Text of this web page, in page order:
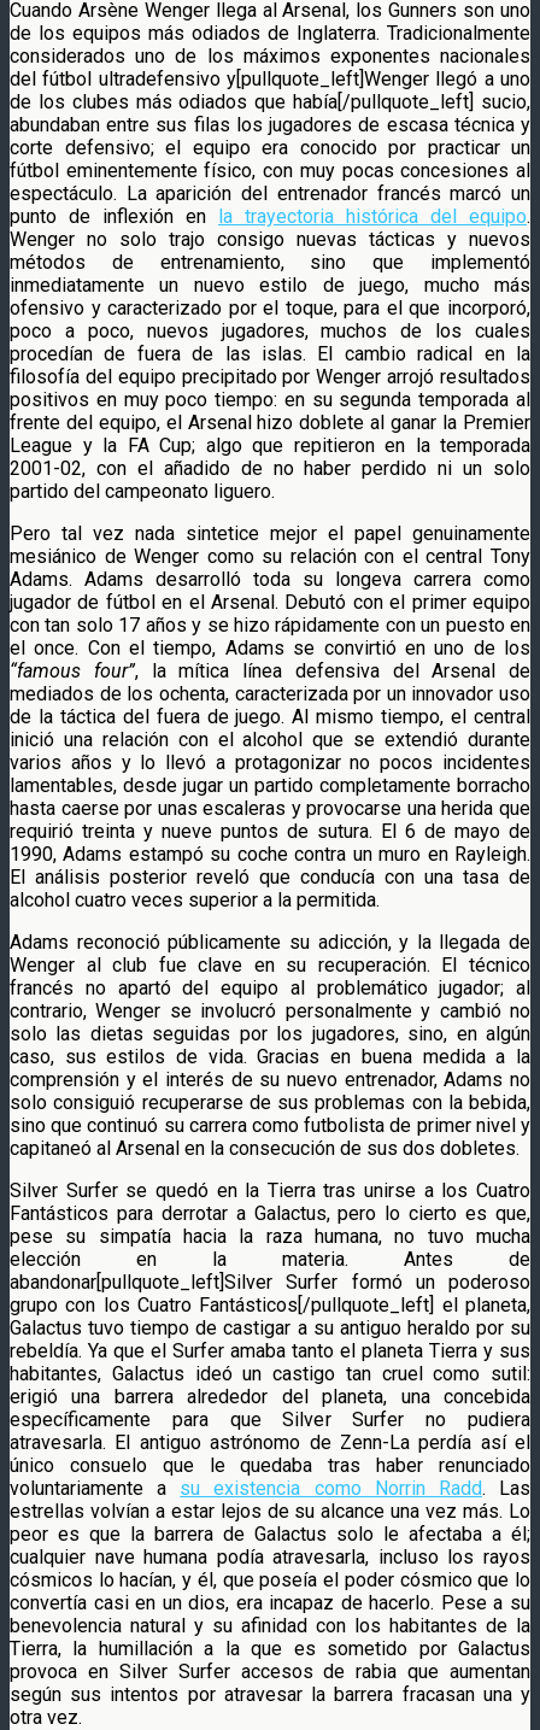
Cuando Arsène Wenger llega al Arsenal, los Gunners son uno
de los equipos más odiados de Inglaterra. Tradicionalmente
considerados uno de los máximos exponentes nacionales
del fútbol ultradefensivo y[pullquote_left]Wenger llegó a uno
de los clubes más odiados que había[/pullquote_left] sucio,
abundaban entre sus filas los jugadores de escasa técnica y
corte defensivo; el equipo era conocido por practicar un
fútbol eminentemente físico, con muy pocas concesiones al
espectáculo. La aparición del entrenador francés marcó un
punto de inflexión en la trayectoria histórica del equipo.
Wenger no solo trajo consigo nuevas tácticas y nuevos
métodos de entrenamiento, sino que implementó
inmediatamente un nuevo estilo de juego, mucho más
ofensivo y caracterizado por el toque, para el que incorporó,
poco a poco, nuevos jugadores, muchos de los cuales
procedían de fuera de las islas. El cambio radical en la
filosofía del equipo precipitado por Wenger arrojó resultados
positivos en muy poco tiempo: en su segunda temporada al
frente del equipo, el Arsenal hizo doblete al ganar la Premier
League y la FA Cup; algo que repitieron en la temporada
2001-02, con el añadido de no haber perdido ni un solo
partido del campeonato liguero.
Pero tal vez nada sintetice mejor el papel genuinamente
mesiánico de Wenger como su relación con el central Tony
Adams. Adams desarrolló toda su longeva carrera como
jugador de fútbol en el Arsenal. Debutó con el primer equipo
con tan solo 17 años y se hizo rápidamente con un puesto en
el once. Con el tiempo, Adams se convirtió en uno de los
“famous four”, la mítica línea defensiva del Arsenal de
mediados de los ochenta, caracterizada por un innovador uso
de la táctica del fuera de juego. Al mismo tiempo, el central
inició una relación con el alcohol que se extendió durante
varios años y lo llevó a protagonizar no pocos incidentes
lamentables, desde jugar un partido completamente borracho
hasta caerse por unas escaleras y provocarse una herida que
requirió treinta y nueve puntos de sutura. El 6 de mayo de
1990, Adams estampó su coche contra un muro en Rayleigh.
El análisis posterior reveló que conducía con una tasa de
alcohol cuatro veces superior a la permitida.
Adams reconoció públicamente su adicción, y la llegada de
Wenger al club fue clave en su recuperación. El técnico
francés no apartó del equipo al problemático jugador; al
contrario, Wenger se involucró personalmente y cambió no
solo las dietas seguidas por los jugadores, sino, en algún
caso, sus estilos de vida. Gracias en buena medida a la
comprensión y el interés de su nuevo entrenador, Adams no
solo consiguió recuperarse de sus problemas con la bebida,
sino que continuó su carrera como futbolista de primer nivel y
capitaneó al Arsenal en la consecución de sus dos dobletes.
Silver Surfer se quedó en la Tierra tras unirse a los Cuatro
Fantásticos para derrotar a Galactus, pero lo cierto es que,
pese su simpatía hacia la raza humana, no tuvo mucha
elección en la materia. Antes de
abandonar[pullquote_left]Silver Surfer formó un poderoso
grupo con los Cuatro Fantásticos[/pullquote_left] el planeta,
Galactus tuvo tiempo de castigar a su antiguo heraldo por su
rebeldía. Ya que el Surfer amaba tanto el planeta Tierra y sus
habitantes, Galactus ideó un castigo tan cruel como sutil:
erigió una barrera alrededor del planeta, una concebida
específicamente para que Silver Surfer no pudiera
atravesarla. El antiguo astrónomo de Zenn-La perdía así el
único consuelo que le quedaba tras haber renunciado
voluntariamente a su existencia como Norrin Radd. Las
estrellas volvían a estar lejos de su alcance una vez más. Lo
peor es que la barrera de Galactus solo le afectaba a él;
cualquier nave humana podía atravesarla, incluso los rayos
cósmicos lo hacían, y él, que poseía el poder cósmico que lo
convertía casi en un dios, era incapaz de hacerlo. Pese a su
benevolencia natural y su afinidad con los habitantes de la
Tierra, la humillación a la que es sometido por Galactus
provoca en Silver Surfer accesos de rabia que aumentan
según sus intentos por atravesar la barrera fracasan una y
otra vez.